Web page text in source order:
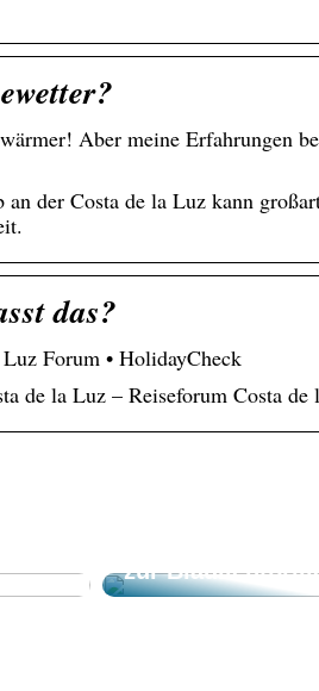
Aber meine Erfahrungen
der Costa de la Luz kann
das?
Forum • HolidayCheck
de la Luz – Reiseforum Costa
zur